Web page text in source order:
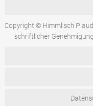
Copyright © Himmlisch
schriftlicher